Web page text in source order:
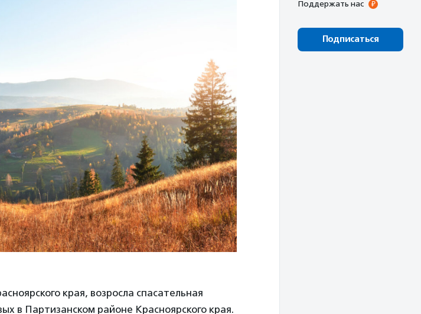
края, возросла спасательная
в Партизанском районе Красноярского края.
Поддержать нас
Подписаться